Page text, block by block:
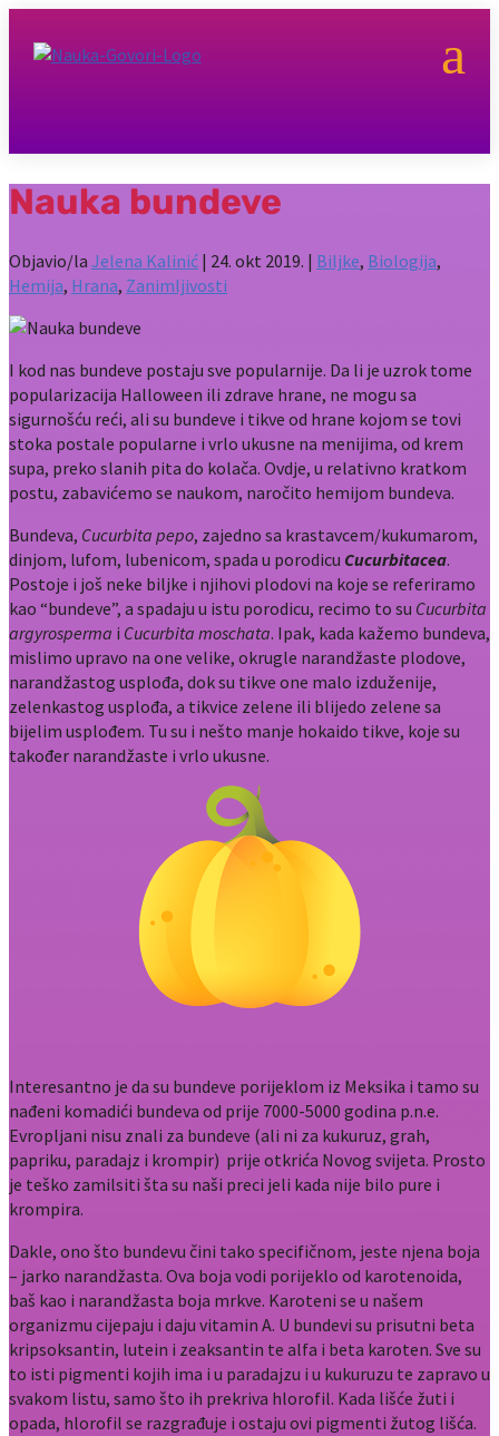
a
Nauka bundeve
Objavio/la Jelena Kalinić | 24. okt 2019. | Biljke, Biologija,
Hemija, Hrana, Zanimljivosti
I kod nas bundeve postaju sve popularnije. Da li je uzrok tome
popularizacija Halloween ili zdrave hrane, ne mogu sa
sigurnošću reći, ali su bundeve i tikve od hrane kojom se tovi
stoka postale popularne i vrlo ukusne na menijima, od krem
supa, preko slanih pita do kolača. Ovdje, u relativno kratkom
postu, zabavićemo se naukom, naročito hemijom bundeva.
Bundeva, Cucurbita pepo, zajedno sa krastavcem/kukumarom,
dinjom, lufom, lubenicom, spada u porodicu Cucurbitacea.
Postoje i još neke biljke i njihovi plodovi na koje se referiramo
kao “bundeve”, a spadaju u istu porodicu, recimo to su Cucurbita
argyrosperma i Cucurbita moschata. Ipak, kada kažemo bundeva,
mislimo upravo na one velike, okrugle narandžaste plodove,
narandžastog usplođa, dok su tikve one malo izduženije,
zelenkastog usplođa, a tikvice zelene ili blijedo zelene sa
bijelim usplođem. Tu su i nešto manje hokaido tikve, koje su
također narandžaste i vrlo ukusne.
Interesantno je da su bundeve porijeklom iz Meksika i tamo su
nađeni komadići bundeva od prije 7000-5000 godina p.n.e.
Evropljani nisu znali za bundeve (ali ni za kukuruz, grah,
papriku, paradajz i krompir) prije otkrića Novog svijeta. Prosto
je teško zamilsiti šta su naši preci jeli kada nije bilo pure i
krompira.
Dakle, ono što bundevu čini tako specifičnom, jeste njena boja
– jarko narandžasta. Ova boja vodi porijeklo od karotenoida,
baš kao i narandžasta boja mrkve. Karoteni se u našem
organizmu cijepaju i daju vitamin A. U bundevi su prisutni beta
kripsoksantin, lutein i zeaksantin te alfa i beta karoten. Sve su
to isti pigmenti kojih ima i u paradajzu i u kukuruzu te zapravo u
svakom listu, samo što ih prekriva hlorofil. Kada lišće žuti i
opada, hlorofil se razgrađuje i ostaju ovi pigmenti žutog lišća.